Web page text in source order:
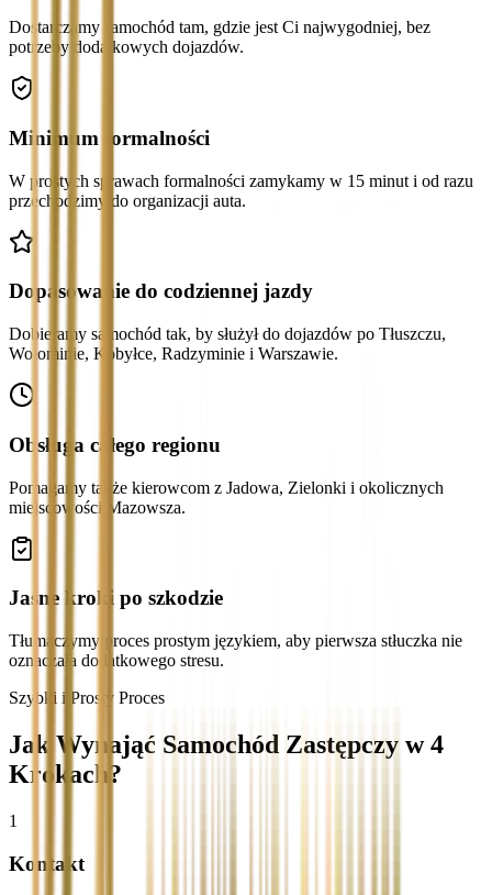
Dostarczamy samochód tam, gdzie jest Ci najwygodniej, bez
potrzeby dodatkowych dojazdów.
Minimum formalności
W prostych sprawach formalności zamykamy w 15 minut i od razu
przechodzimy do organizacji auta.
Dopasowanie do codziennej jazdy
Dobieramy samochód tak, by służył do dojazdów po Tłuszczu,
Wołominie, Kobyłce, Radzyminie i Warszawie.
Obsługa całego regionu
Pomagamy także kierowcom z Jadowa, Zielonki i okolicznych
miejscowości Mazowsza.
Jasne kroki po szkodzie
Tłumaczymy proces prostym językiem, aby pierwsza stłuczka nie
oznaczała dodatkowego stresu.
Szybki i Prosty Proces
Jak Wynająć Samochód Zastępczy w 4
Krokach?
1
Kontakt